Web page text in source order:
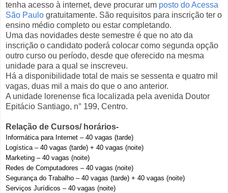
tenha acesso à internet, deve procurar um posto do Acessa
São Paulo gratuitamente. São requisitos para inscrição ter o
ensino médio completo ou estar completando.
Uma das novidades deste semestre é que no ato da
inscrição o candidato poderá colocar como segunda opção
outro curso ou período, desde que oferecido na mesma
unidade para a qual se inscreveu.
Há a disponibilidade total de mais se sessenta e quatro mil
vagas, duas mil a mais do que o ano anterior.
A unidade lorenense fica localizada pela avenida Doutor
Epitácio Santiago, n° 199, Centro.
Relação de Cursos/ horários-
Informática para Internet – 40 vagas (tarde)
Logística – 40 vagas (tarde) + 40 vagas (noite)
Marketing – 40 vagas (noite)
Redes de Computadores – 40 vagas (noite)
Segurança do Trabalho – 40 vagas (tarde) + 40 vagas (noite)
Serviços Jurídicos – 40 vagas (noite)